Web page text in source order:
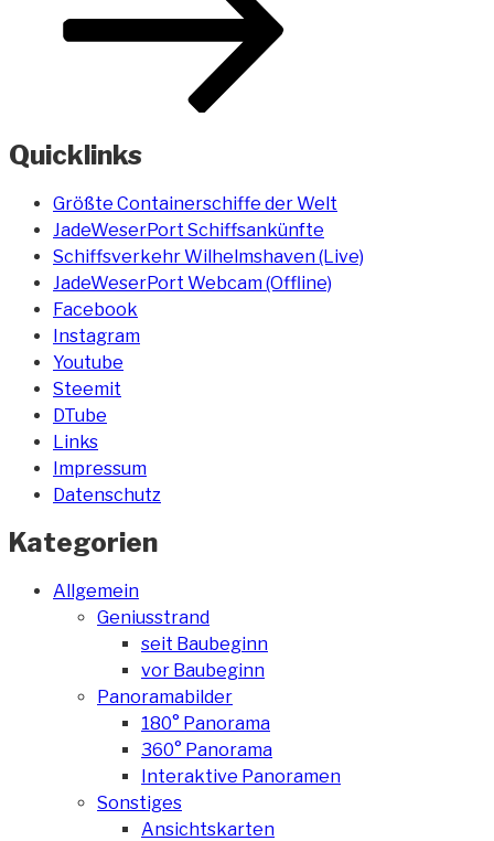
Quicklinks
Größte Containerschiffe der Welt
JadeWeserPort Schiffsankünfte
Schiffsverkehr Wilhelmshaven (Live)
JadeWeserPort Webcam (Offline)
Facebook
Instagram
Youtube
Steemit
DTube
Links
Impressum
Datenschutz
Kategorien
Allgemein
Geniusstrand
seit Baubeginn
vor Baubeginn
Panoramabilder
180° Panorama
360° Panorama
Interaktive Panoramen
Sonstiges
Ansichtskarten